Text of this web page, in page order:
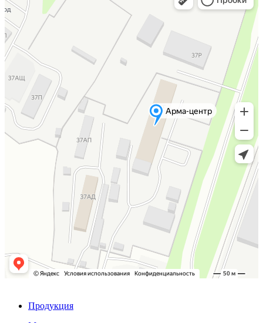
Продукция